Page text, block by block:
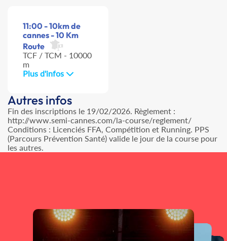
11:00 - 10km de
cannes - 10 Km
Route
TCF / TCM - 10000
m
Plus d'infos
Autres infos
Fin des inscriptions le 19/02/2026. Règlement :
http://www.semi-cannes.com/la-course/reglement/
Conditions : Licenciés FFA, Compétition et Running. PPS
(Parcours Prévention Santé) valide le jour de la course pour
les autres.